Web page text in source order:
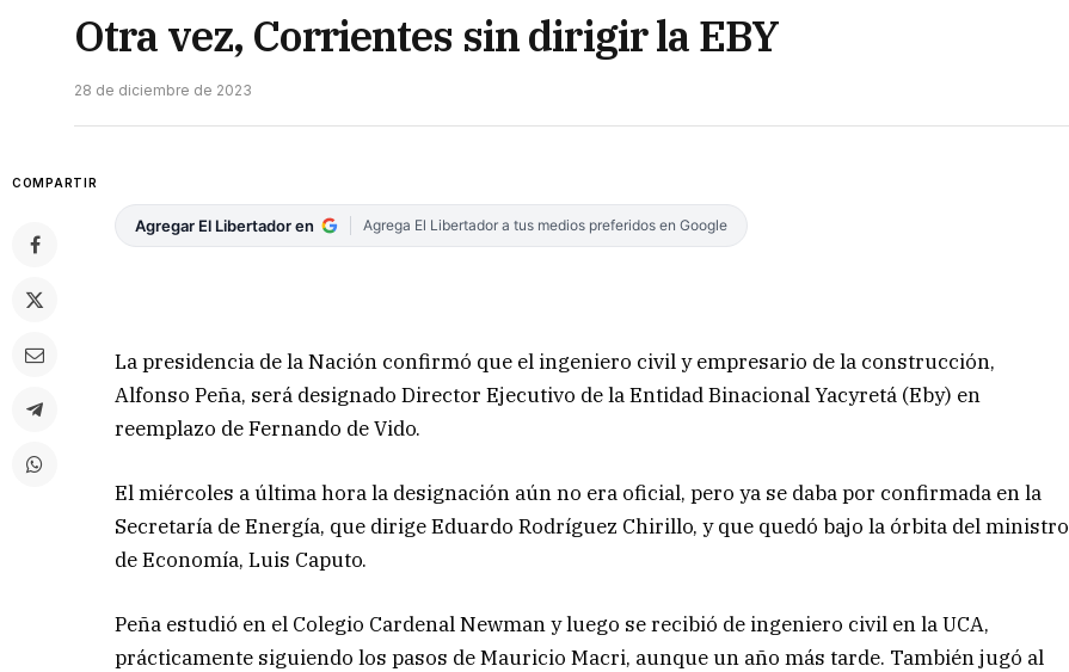
Otra vez, Corrientes sin dirigir la EBY
28 de diciembre de 2023
COMPARTIR
Agregar El Libertador en Agrega El Libertador a tus medios preferidos en Google
La presidencia de la Nación confirmó que el ingeniero civil y empresario de la construcción,
Alfonso Peña, será designado Director Ejecutivo de la Entidad Binacional Yacyretá (Eby) en
reemplazo de Fernando de Vido.
El miércoles a última hora la designación aún no era oficial, pero ya se daba por confirmada en la
Secretaría de Energía, que dirige Eduardo Rodríguez Chirillo, y que quedó bajo la órbita del ministro
de Economía, Luis Caputo.
Peña estudió en el Colegio Cardenal Newman y luego se recibió de ingeniero civil en la UCA,
prácticamente siguiendo los pasos de Mauricio Macri, aunque un año más tarde. También jugó al